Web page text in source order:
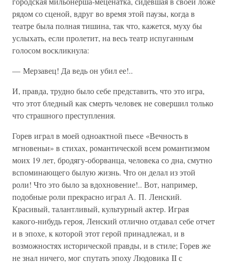
рядом со сценой, вдруг во время этой паузы, когда в
театре была полная тишина, так что, кажется, муху бы
услыхать, если пролетит, на весь театр испуганным
голосом воскликнула:
— Мерзавец! Да ведь он убил ее!..
И, правда, трудно было себе представить, что это игра,
что этот бледный как смерть человек не совершил только
что страшного преступления.
Горев играл в моей одноактной пьесе «Вечность в
мгновеньи» в стихах, романтической всем романтизмом
моих 19 лет, бродягу-оборванца, человека со дна, смутно
вспоминающего былую жизнь. Что он делал из этой
роли! Что это было за вдохновение!.. Вот, например,
подобные роли прекрасно играл А. П. Ленский.
Красивый, талантливый, культурный актер. Играя
какого-нибудь героя, Ленский отлично отдавал себе отчет
и в эпохе, к которой этот герой принадлежал, и в
возможностях исторической правды, и в стиле; Горев же
не знал ничего, мог спутать эпоху Людовика II с